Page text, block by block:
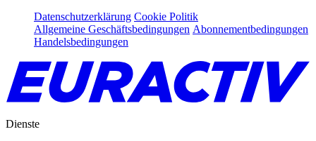
Datenschutzerklärung Cookie Politik
Allgemeine Geschäftsbedingungen Abonnementbedingungen
Handelsbedingungen
Dienste